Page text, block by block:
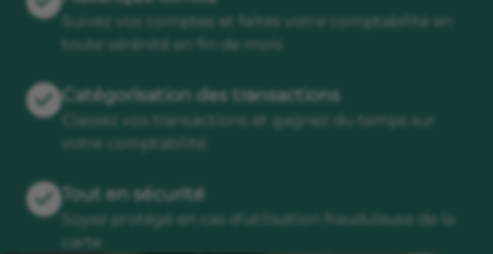
Suivez vos comptes et faites votre comptabilité en
toute sérénité en fin de mois
Catégorisation des transactions
Classez vos transactions et gagnez du temps sur
votre comptabilité
Tout en sécurité
Soyez protégé en cas d’utilisation frauduleuse de la
carte